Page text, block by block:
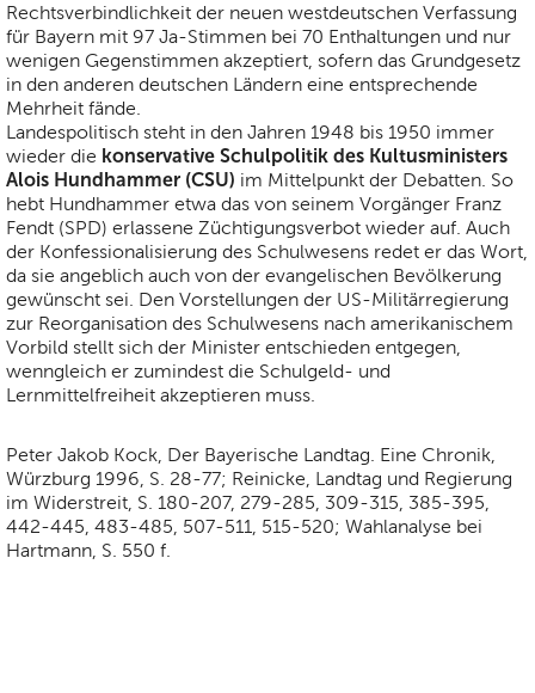
Rechtsverbindlichkeit der neuen westdeutschen Verfassung
für Bayern mit 97 Ja-Stimmen bei 70 Enthaltungen und nur
wenigen Gegenstimmen akzeptiert, sofern das Grundgesetz
in den anderen deutschen Ländern eine entsprechende
Mehrheit fände.
Landespolitisch steht in den Jahren 1948 bis 1950 immer
wieder die konservative Schulpolitik des Kultusministers
Alois Hundhammer (CSU) im Mittelpunkt der Debatten. So
hebt Hundhammer etwa das von seinem Vorgänger Franz
Fendt (SPD) erlassene Züchtigungsverbot wieder auf. Auch
der Konfessionalisierung des Schulwesens redet er das Wort,
da sie angeblich auch von der evangelischen Bevölkerung
gewünscht sei. Den Vorstellungen der US-Militärregierung
zur Reorganisation des Schulwesens nach amerikanischem
Vorbild stellt sich der Minister entschieden entgegen,
wenngleich er zumindest die Schulgeld- und
Lernmittelfreiheit akzeptieren muss.
Peter Jakob Kock, Der Bayerische Landtag. Eine Chronik,
Würzburg 1996, S. 28-77; Reinicke, Landtag und Regierung
im Widerstreit, S. 180-207, 279-285, 309-315, 385-395,
442-445, 483-485, 507-511, 515-520; Wahlanalyse bei
Hartmann, S. 550 f.